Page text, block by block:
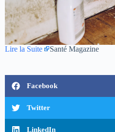
Lire la Suite Santé Magazine
Facebook
Twitter
LinkedIn